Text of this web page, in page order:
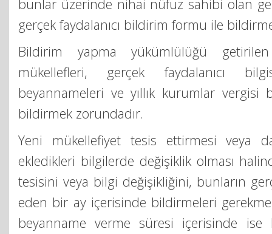
bunlar üzerinde nihai nüfuz sahibi olan
gerçek faydalanıcı bildirim formu ile
Bildirim yapma yükümlülüğü
mükellefleri, gerçek faydalanıcı
beyannameleri ve yıllık kurumlar vergisi
bildirmek zorundadır.
Yeni mükellefiyet tesis ettirmesi veya
ekledikleri bilgilerde değişiklik olması
tesisini veya bilgi değişikliğini, bunların
eden bir ay içerisinde bildirmeleri
beyanname verme süresi içerisinde ise